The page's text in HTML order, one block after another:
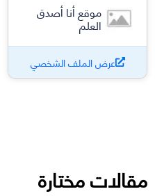
موقع أنا أصدق
العلم
عرض الملف الشخصي
مقالات مختارة